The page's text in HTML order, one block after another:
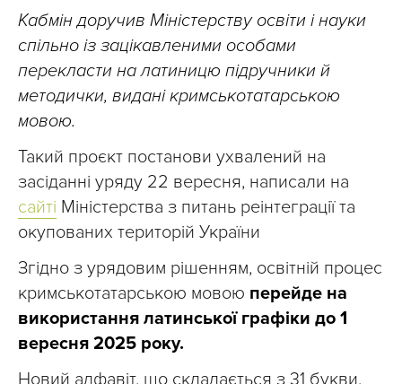
Кабмін доручив Міністерству освіти і науки
спільно із зацікавленими особами
перекласти на латиницю підручники й
методички, видані кримськотатарською
мовою.
Такий проєкт постанови ухвалений на
засіданні уряду 22 вересня, написали на
сайті Міністерства з питань реінтеграції та
окупованих територій України
Згідно з урядовим рішенням, освітній процес
кримськотатарською мовою перейде на
використання латинської графіки до 1
вересня 2025 року.
Новий алфавіт, що складається з 31 букви,